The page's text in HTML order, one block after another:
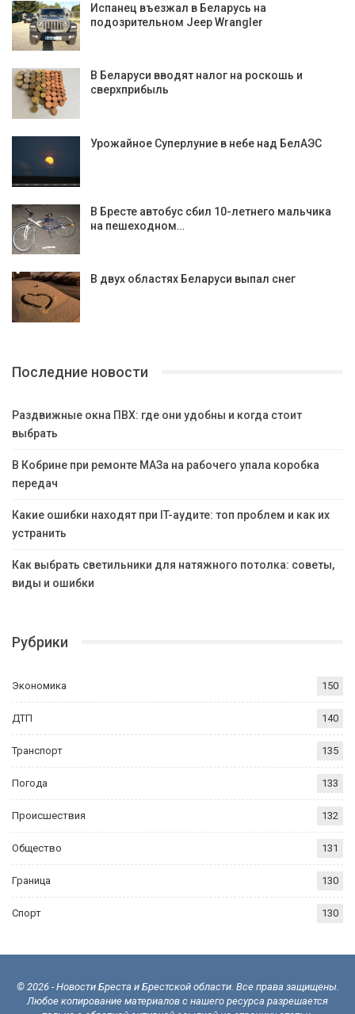
Испанец въезжал в Беларусь на
подозрительном Jeep Wrangler
В Беларуси вводят налог на роскошь и
сверхприбыль
Урожайное Суперлуние в небе над БелАЭС
В Бресте автобус сбил 10-летнего мальчика
на пешеходном…
В двух областях Беларуси выпал снег
Последние новости
Раздвижные окна ПВХ: где они удобны и когда стоит
выбрать
В Кобрине при ремонте МАЗа на рабочего упала коробка
передач
Какие ошибки находят при IT-аудите: топ проблем и как их
устранить
Как выбрать светильники для натяжного потолка: советы,
виды и ошибки
Рубрики
Экономика 150
ДТП 140
Транспорт 135
Погода 133
Происшествия 132
Общество 131
Граница 130
Спорт 130
© 2026 - Новости Бреста и Брестской области. Все права защищены.
Любое копирование материалов с нашего ресурса разрешается